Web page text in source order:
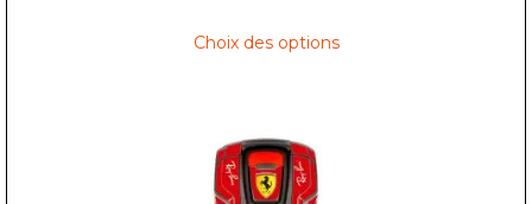
Choix des options